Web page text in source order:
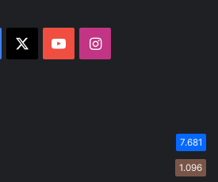
Facebook YouTubeInstagram
7.681
1.096